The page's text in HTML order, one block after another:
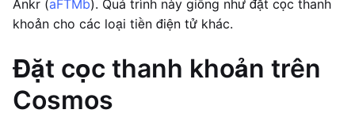
Ankr (aFTMb). Quá trình này giống như đặt cọc thanh
khoản cho các loại tiền điện tử khác.
Đặt cọc thanh khoản trên
Cosmos